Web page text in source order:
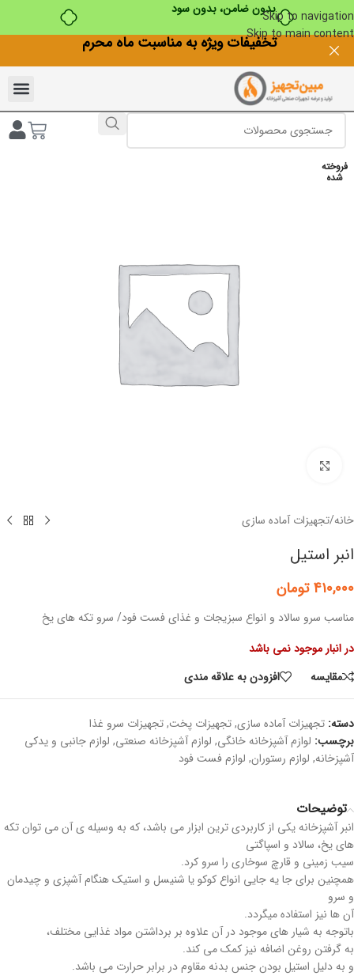
بدون ضامن، بدون سودSkip to navigation
Skip to main contentتخفیفات ویژه به مناسبت ماه محرم
فروخته
شده
خانه/تجهیزات آماده سازی
انبر استیل
۴۱۰,۰۰۰ تومان
مناسب سرو سالاد و انواع سبزیجات و غذای فست فود/ سرو تکه های یخ
در انبار موجود نمی باشد
مقايسه
افزودن به علاقه مندی
دسته: تجهیزات آماده سازی,تجهیزات پخت,تجهیزات سرو غذا
برچسب: لوازم آشپزخانه خانگی, لوازم آشپزخانه صنعتی, لوازم جانبی و یدکی
آشپزخانه, لوازم رستوران, لوازم فست فود
توضیحات
انبر آشپزخانه یکی از کاربردی ترین ابزار می باشد، که به وسیله ی آن می توان تکه
های یخ، سالاد و اسپاگتی
سیب زمینی و قارچ سوخاری را سرو کرد.
همچنین برای جا یه جایی انواع کوکو یا شنیسل و استیک هنگام آشپزی و چیدمان
و سرو
آن ها نیز استفاده میگردد.
باتوجه به شیار های موجود در آن علاوه بر برداشتن مواد غذایی مختلف،
به گرفتن روغن اضافه نیز کمک می کند.
و به دلیل استیل بودن جنس بدنه مقاوم در برابر حرارت می باشد.